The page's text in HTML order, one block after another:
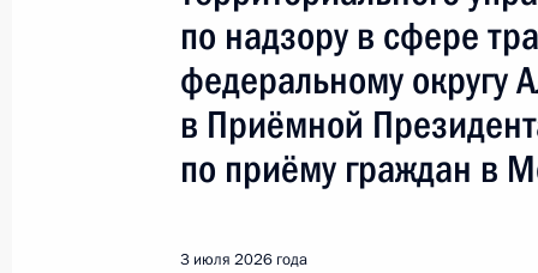
О ходе принятия мер по итогам
жителя города Москвы,
Федерации начальником
по вопросам противодействия
6 июля 2026 года, 16:49
по надзору в сфере
федеральному округу
в Приёмной
по приёму граждан в
3 июля 2026 года